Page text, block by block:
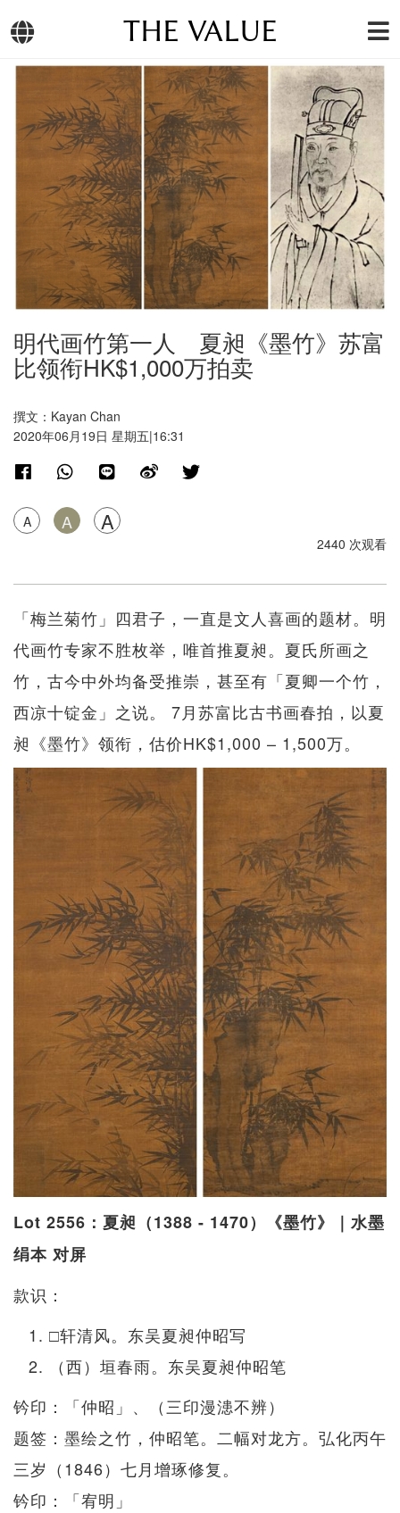
THE VALUE
明代画竹第一人 夏昶《墨竹》苏富
比领衔HK$1,000万拍卖
撰文：Kayan Chan
2020年06月19日 星期五|16:31
A A A
2440 次观看
「梅兰菊竹」四君子，一直是文人喜画的题材。明
代画竹专家不胜枚举，唯首推夏昶。夏氏所画之
竹，古今中外均备受推崇，甚至有「夏卿一个竹，
西凉十锭金」之说。 7月苏富比古书画春拍，以夏
昶《墨竹》领衔，估价HK$1,000 – 1,500万。
Lot 2556：夏昶（1388 - 1470）《墨竹》｜水墨
绢本 对屏
款识：
□轩清风。东吴夏昶仲昭写
（西）垣春雨。东吴夏昶仲昭笔
钤印：「仲昭」、（三印漫漶不辨）
题签：墨绘之竹，仲昭笔。二幅对龙方。弘化丙午
三岁（1846）七月增琢修复。
钤印：「宥明」